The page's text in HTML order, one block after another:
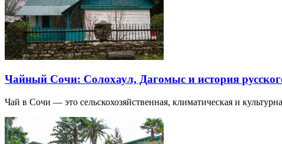
Чайный Сочи: Солохаул, Дагомыс и история
Чай в Сочи — это сельскохозяйственная, климатическая и